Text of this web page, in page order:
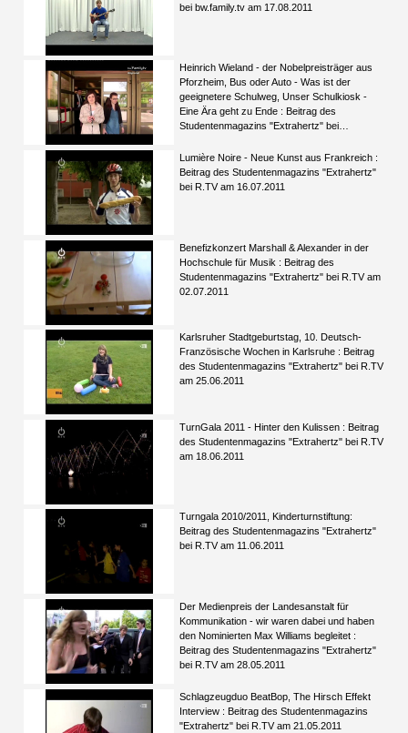
bei bw.family.tv am 17.08.2011
Heinrich Wieland - der Nobelpreisträger aus
Pforzheim, Bus oder Auto - Was ist der
geeignetere Schulweg, Unser Schulkiosk -
Eine Ära geht zu Ende : Beitrag des
Studentenmagazins "Extrahertz" bei
Lumière Noire - Neue Kunst aus Frankreich :
Beitrag des Studentenmagazins "Extrahertz"
bei R.TV am 16.07.2011
Benefizkonzert Marshall & Alexander in der
Hochschule für Musik : Beitrag des
Studentenmagazins "Extrahertz" bei R.TV am
02.07.2011
Karlsruher Stadtgeburtstag, 10. Deutsch-
Französische Wochen in Karlsruhe : Beitrag
des Studentenmagazins "Extrahertz" bei R.TV
am 25.06.2011
TurnGala 2011 - Hinter den Kulissen : Beitrag
des Studentenmagazins "Extrahertz" bei R.TV
am 18.06.2011
Turngala 2010/2011, Kinderturnstiftung:
Beitrag des Studentenmagazins "Extrahertz"
bei R.TV am 11.06.2011
Der Medienpreis der Landesanstalt für
Kommunikation - wir waren dabei und haben
den Nominierten Max Williams begleitet :
Beitrag des Studentenmagazins "Extrahertz"
bei R.TV am 28.05.2011
Schlagzeugduo BeatBop, The Hirsch Effekt
Interview : Beitrag des Studentenmagazins
"Extrahertz" bei R.TV am 21.05.2011